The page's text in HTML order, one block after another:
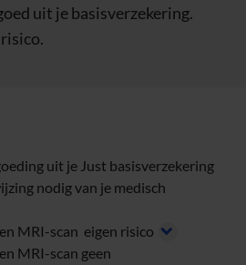
uit je basisverzekering.
uit je Just basisverzekering
nodig van je medisch
MRI-scan eigen risico
MRI-scan geen